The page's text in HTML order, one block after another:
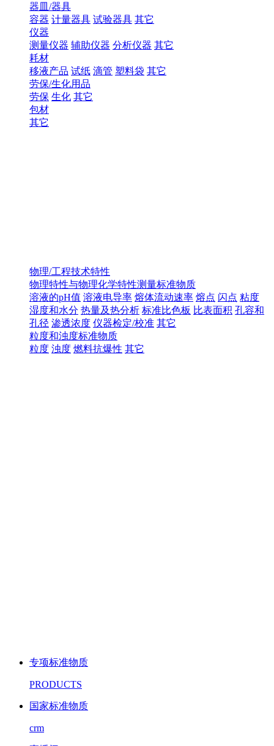
器皿/器具
容器 计量器具 试验器具 其它
仪器
测量仪器 辅助仪器 分析仪器 其它
耗材
移液产品 试纸 滴管 塑料袋 其它
劳保/生化用品
劳保 生化 其它
包材
其它
物理/工程技术特性
物理特性与物理化学特性测量标准物质
溶液的pH值 溶液电导率 熔体流动速率 熔点 闪点 粘度
湿度和水分 热量及热分析 标准比色板 比表面积 孔容和
孔径 渗透浓度 仪器检定/校准 其它
粒度和浊度标准物质
粒度 浊度 燃料抗爆性 其它
专项标准物质
PRODUCTS
国家标准物质
crm